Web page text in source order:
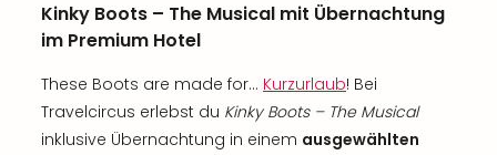
Kinky Boots – The Musical mit Übernachtung
im Premium Hotel
These Boots are made for... Kurzurlaub! Bei
Travelcircus erlebst du Kinky Boots – The Musical
inklusive Übernachtung in einem ausgewählten